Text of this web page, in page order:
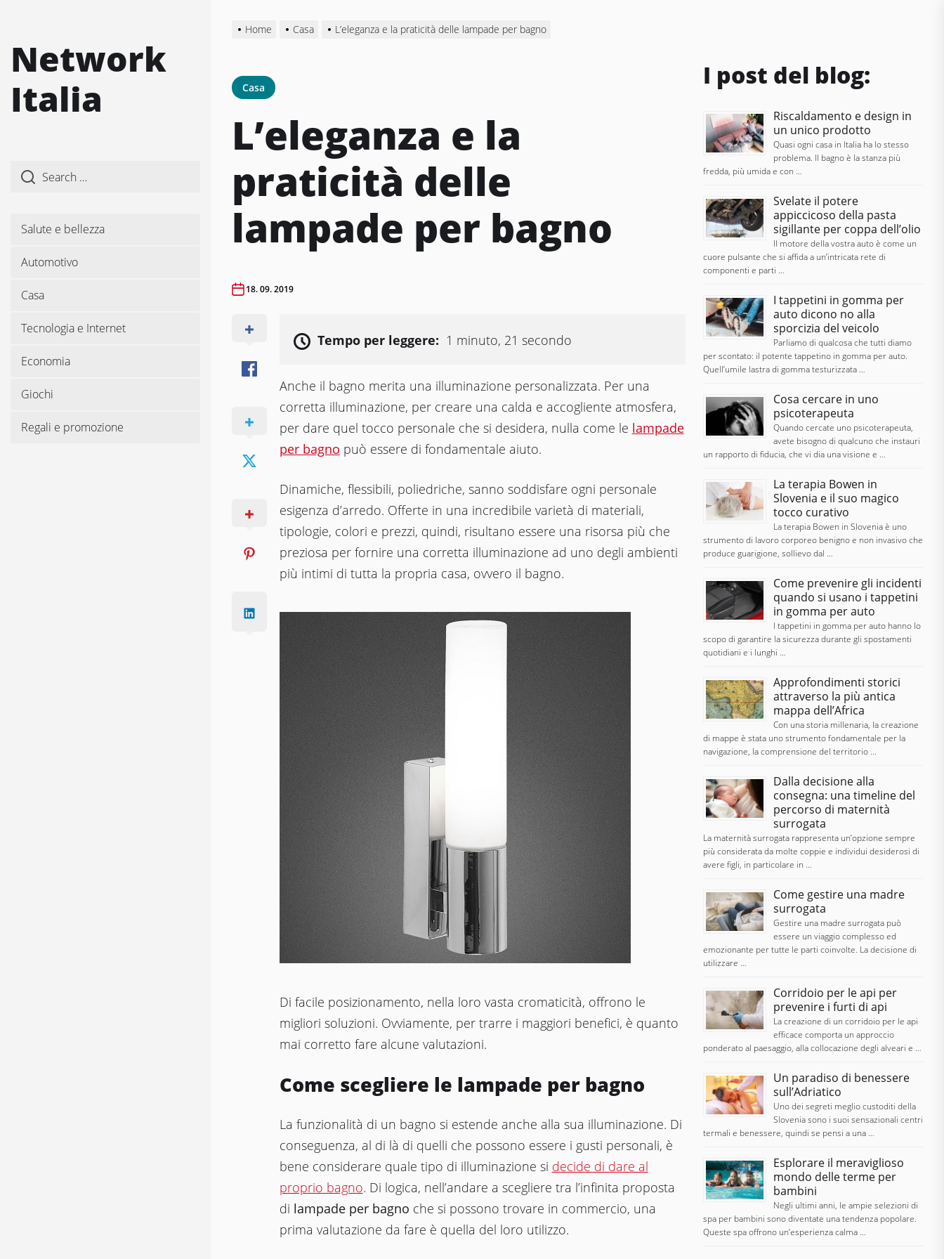
Network
Italia
Salute e bellezza
Automotivo
Casa
Tecnologia e Internet
Economia
Giochi
Regali e promozione
Home Casa L’eleganza e la praticità delle lampade per bagno
Casa
L’eleganza e la
praticità delle
lampade per bagno
18. 09. 2019
Tempo per leggere: 1 minuto, 21 secondo
Anche il bagno merita una illuminazione personalizzata. Per una
corretta illuminazione, per creare una calda e accogliente atmosfera,
per dare quel tocco personale che si desidera, nulla come le lampade
per bagno può essere di fondamentale aiuto.
Dinamiche, flessibili, poliedriche, sanno soddisfare ogni personale
esigenza d’arredo. Offerte in una incredibile varietà di materiali,
tipologie, colori e prezzi, quindi, risultano essere una risorsa più che
preziosa per fornire una corretta illuminazione ad uno degli ambienti
più intimi di tutta la propria casa, ovvero il bagno.
Di facile posizionamento, nella loro vasta cromaticità, offrono le
migliori soluzioni. Ovviamente, per trarre i maggiori benefici, è quanto
mai corretto fare alcune valutazioni.
Come scegliere le lampade per bagno
La funzionalità di un bagno si estende anche alla sua illuminazione. Di
conseguenza, al di là di quelli che possono essere i gusti personali, è
bene considerare quale tipo di illuminazione si decide di dare al
proprio bagno. Di logica, nell’andare a scegliere tra l’infinita proposta
di lampade per bagno che si possono trovare in commercio, una
prima valutazione da fare è quella del loro utilizzo.
I post del blog:
Riscaldamento e design in
un unico prodotto
Quasi ogni casa in Italia ha lo stesso
problema. Il bagno è la stanza più
fredda, più umida e con …
Svelate il potere
appiccicoso della pasta
sigillante per coppa dell’olio
Il motore della vostra auto è come un
cuore pulsante che si affida a un’intricata rete di
componenti e parti …
I tappetini in gomma per
auto dicono no alla
sporcizia del veicolo
Parliamo di qualcosa che tutti diamo
per scontato: il potente tappetino in gomma per auto.
Quell’umile lastra di gomma testurizzata …
Cosa cercare in uno
psicoterapeuta
Quando cercate uno psicoterapeuta,
avete bisogno di qualcuno che instauri
un rapporto di fiducia, che vi dia una visione e …
La terapia Bowen in
Slovenia e il suo magico
tocco curativo
La terapia Bowen in Slovenia è uno
strumento di lavoro corporeo benigno e non invasivo che
produce guarigione, sollievo dal …
Come prevenire gli incidenti
quando si usano i tappetini
in gomma per auto
I tappetini in gomma per auto hanno lo
scopo di garantire la sicurezza durante gli spostamenti
quotidiani e i lunghi …
Approfondimenti storici
attraverso la più antica
mappa dell’Africa
Con una storia millenaria, la creazione
di mappe è stata uno strumento fondamentale per la
navigazione, la comprensione del territorio …
Dalla decisione alla
consegna: una timeline del
percorso di maternità
surrogata
La maternità surrogata rappresenta un’opzione sempre
più considerata da molte coppie e individui desiderosi di
avere figli, in particolare in …
Come gestire una madre
surrogata
Gestire una madre surrogata può
essere un viaggio complesso ed
emozionante per tutte le parti coinvolte. La decisione di
utilizzare …
Corridoio per le api per
prevenire i furti di api
La creazione di un corridoio per le api
efficace comporta un approccio
ponderato al paesaggio, alla collocazione degli alveari e …
Un paradiso di benessere
sull’Adriatico
Uno dei segreti meglio custoditi della
Slovenia sono i suoi sensazionali centri
termali e benessere, quindi se pensi a una …
Esplorare il meraviglioso
mondo delle terme per
bambini
Negli ultimi anni, le ampie selezioni di
spa per bambini sono diventate una tendenza popolare.
Queste spa offrono un’esperienza calma …